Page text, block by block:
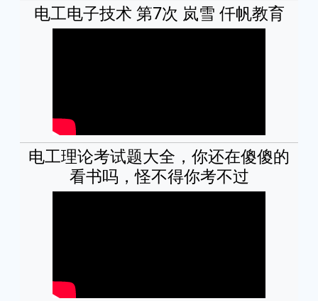
电工电子技术 第7次 岚雪 仟帆教育
电工理论考试题大全，你还在傻傻的
看书吗，怪不得你考不过